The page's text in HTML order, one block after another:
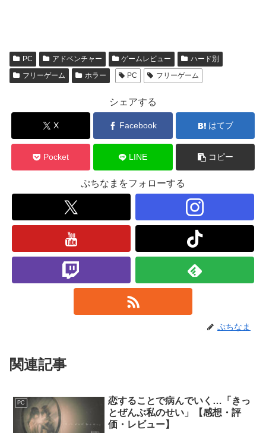
PC アドベンチャー ゲームレビュー
ハード別
フリーゲーム
ホラー PC フリーゲーム
シェアする
X Facebook はてブ
Pocket LINE コピー
ぷちなまをフォローする
ぷちなま
関連記事
PC
恋することで病んでいく…「きっ
とぜんぶ私のせい」【感想・評
価・レビュー】